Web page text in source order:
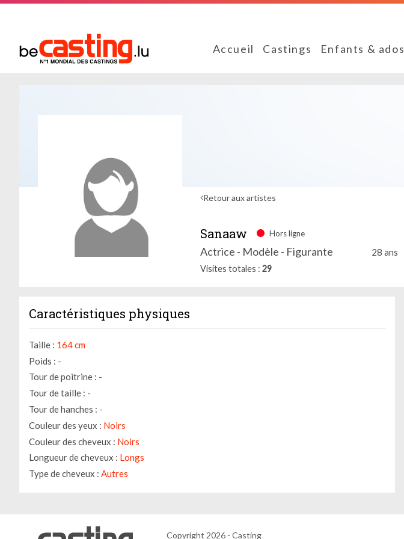
Accueil Castings Enfants & ados
Retour aux artistes
Sanaaw Hors ligne
Actrice - Modèle - Figurante 28 ans
Visites totales 29
Caractéristiques physiques
Taille : 164 cm
Poids : -
Tour de poitrine : -
Tour de taille : -
Tour de hanches : -
Couleur des yeux : Noirs
Couleur des cheveux : Noirs
Longueur de cheveux : Longs
Type de cheveux : Autres
Copyright 2026 - Casting